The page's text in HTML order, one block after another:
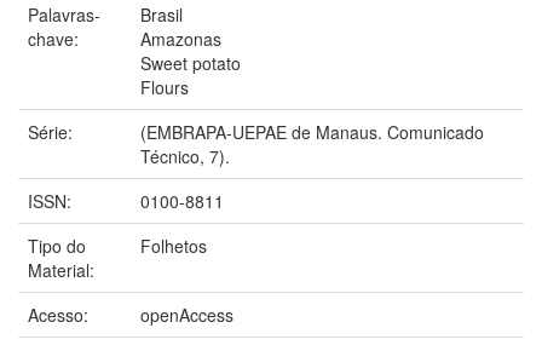
Palavras-
chave:
Brasil
Amazonas
Sweet potato
Flours
Série:
(EMBRAPA-UEPAE de Manaus. Comunicado
Técnico, 7).
ISSN:
0100-8811
Tipo do
Material:
Folhetos
Acesso:
openAccess